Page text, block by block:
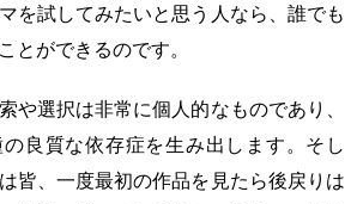
を試してみたいと思う人なら、誰でも
とができるのです。
や選択は非常に個人的なものであり、
良質な依存症を生み出します。そし
皆、一度最初の作品を見たら後戻りは